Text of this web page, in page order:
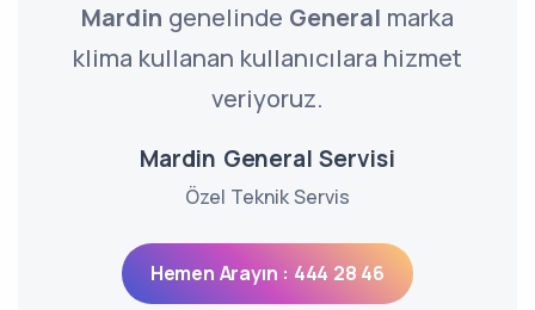
Mardin genelinde General marka
klima kullanan kullanıcılara hizmet
veriyoruz.
Mardin General Servisi
Özel Teknik Servis
Hemen Arayın : 444 28 46